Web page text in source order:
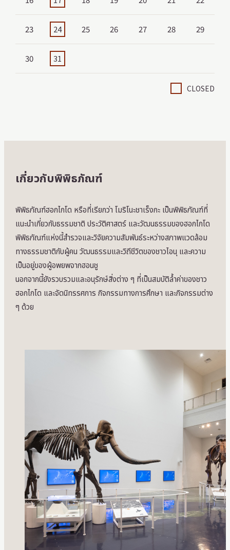
23 24 25 26 27 28 29
30 31
CLOSED
เกี่ยวกับพิพิธภัณฑ์
พิพิธภัณฑ์ฮอกไกโด หรือที่เรียกว่า โมริโนะชาเร็งกะ เป็นพิพิธภัณฑ์ที่
แนะนำเกี่ยวกับธรรมชาติ ประวัติศาสตร์ และวัฒนธรรมของฮอกไกโด
พิพิธภัณฑ์แห่งนี้สำรวจและวิจัยความสัมพันธ์ระหว่างสภาพแวดล้อม
ทางธรรมชาติกับผู้คน วัฒนธรรมและวิถีชีวิตของชาวไอนุ และความ
เป็นอยู่ของผู้อพยพจากฮอนชู
นอกจากนี้ยังรวบรวมและอนุรักษ์สิ่งต่าง ๆ ที่เป็นสมบัติล้ำค่าของชาว
ฮอกไกโด และจัดนิทรรศการ กิจกรรมทางการศึกษา และกิจกรรมต่าง
ๆ ด้วย